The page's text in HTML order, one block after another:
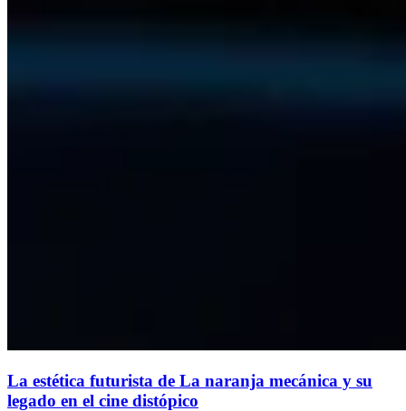
La estética futurista de La naranja mecánica y su
legado en el cine distópico